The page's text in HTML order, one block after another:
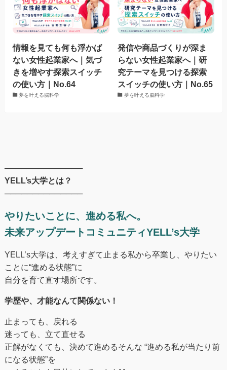
情報を見ても何も浮かば
ない女性起業家へ｜気づ
きを増やす探索スイッチ
の使い方｜No.64
夢を叶える脳科学
発信や商品づくりが深ま
らない女性起業家へ｜研
究テーマを見つける探索
スイッチの使い方｜No.65
夢を叶える脳科学
──────────────
YELL’s大学とは？
──────────────
やりたいことに、進める私へ。
未来アップデートコミュニティYELL’s大学
YELL’s大学は、考えすぎて止まる私から卒業し、やりたい
ことに“進める状態”に
自分を育て直す場所です。
学歴や、才能なんて関係ない！
止まっても、戻れる
迷っても、立て直せる
正解がなくても、決めて進めるそんな “進める私が当たり前
になる状態”を